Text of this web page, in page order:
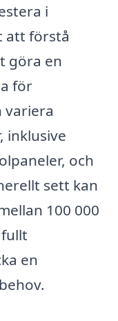
i
att förstå
göra en
för
variera
inklusive
och
sett kan
100 000
en